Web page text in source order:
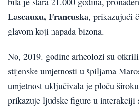
Lascauxu, Francuska, prikazujući
glavom koji napada bizona.
No, 2019. godine arheolozi su
stijenske umjetnosti u špiljama
umjetnost uključivala je ploču široku
prikazuje ljudske figure u interakciji